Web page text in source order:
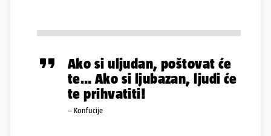
Ako si uljudan, poštovat će
te… Ako si ljubazan, ljudi će
te prihvatiti!
– Konfucije